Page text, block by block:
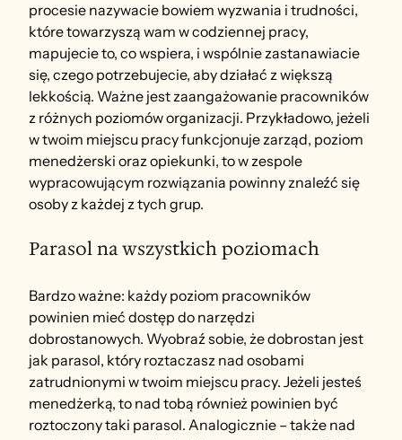
procesie nazywacie bowiem wyzwania i trudności,
które towarzyszą wam w codziennej pracy,
mapujecie to, co wspiera, i wspólnie zastanawiacie
się, czego potrzebujecie, aby działać z większą
lekkością. Ważne jest zaangażowanie pracowników
z różnych poziomów organizacji. Przykładowo, jeżeli
w twoim miejscu pracy funkcjonuje zarząd, poziom
menedżerski oraz opiekunki, to w zespole
wypracowującym rozwiązania powinny znaleźć się
osoby z każdej z tych grup.
Parasol na wszystkich poziomach
Bardzo ważne: każdy poziom pracowników
powinien mieć dostęp do narzędzi
dobrostanowych. Wyobraź sobie, że dobrostan jest
jak parasol, który roztaczasz nad osobami
zatrudnionymi w twoim miejscu pracy. Jeżeli jesteś
menedżerką, to nad tobą również powinien być
roztoczony taki parasol. Analogicznie – także nad